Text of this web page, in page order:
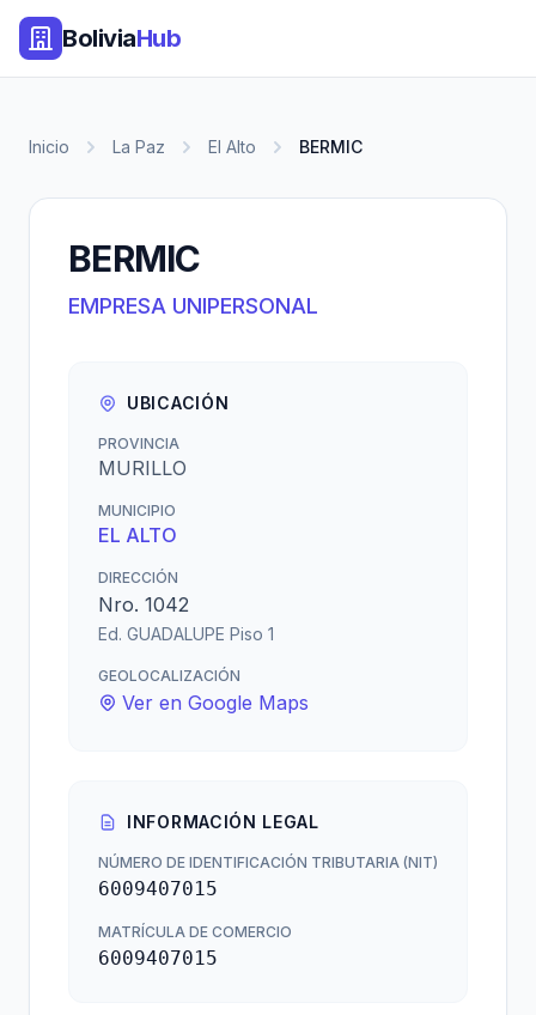
BoliviaHub
Inicio La Paz El Alto BERMIC
BERMIC
EMPRESA UNIPERSONAL
UBICACIÓN
PROVINCIA
MURILLO
MUNICIPIO
EL ALTO
DIRECCIÓN
Nro. 1042
Ed. GUADALUPE Piso 1
GEOLOCALIZACIÓN
Ver en Google Maps
INFORMACIÓN LEGAL
NÚMERO DE IDENTIFICACIÓN TRIBUTARIA (NIT)
6009407015
MATRÍCULA DE COMERCIO
6009407015